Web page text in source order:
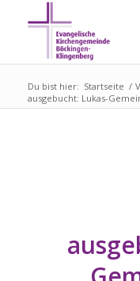
Du bist hier: Startseite /
ausgebucht: Lukas-